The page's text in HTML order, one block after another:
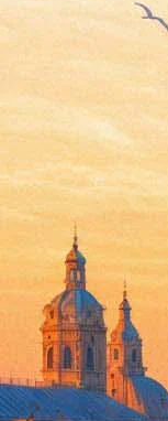
лекции
книги
Чудеса
29 мая 2019, 19:41